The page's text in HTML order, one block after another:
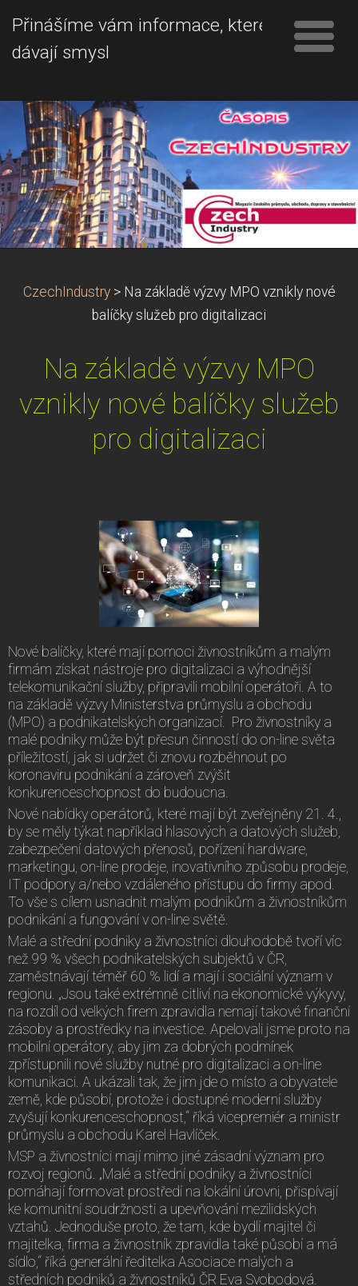
Přinášíme vám informace, které
dávají smysl
CzechIndustry > Na základě výzvy MPO vznikly nové
balíčky služeb pro digitalizaci
Na základě výzvy MPO
vznikly nové balíčky služeb
pro digitalizaci
Nové balíčky, které mají pomoci živnostníkům a malým
firmám získat nástroje pro digitalizaci a výhodnější
telekomunikační služby, připravili mobilní operátoři. A to
na základě výzvy Ministerstva průmyslu a obchodu
(MPO) a podnikatelských organizací. Pro živnostníky a
malé podniky může být přesun činností do on-line světa
příležitostí, jak si udržet či znovu rozběhnout po
koronaviru podnikání a zároveň zvýšit
konkurenceschopnost do budoucna.
Nové nabídky operátorů, které mají být zveřejněny 21. 4.,
by se měly týkat například hlasových a datových služeb,
zabezpečení datových přenosů, pořízení hardware,
marketingu, on-line prodeje, inovativního způsobu prodeje,
IT podpory a/nebo vzdáleného přístupu do firmy apod.
To vše s cílem usnadnit malým podnikům a živnostníkům
podnikání a fungování v on-line světě.
Malé a střední podniky a živnostníci dlouhodobě tvoří víc
než 99 % všech podnikatelských subjektů v ČR,
zaměstnávají téměř 60 % lidí a mají i sociální význam v
regionu. „Jsou také extrémně citliví na ekonomické výkyvy,
na rozdíl od velkých firem zpravidla nemají takové finanční
zásoby a prostředky na investice. Apelovali jsme proto na
mobilní operátory, aby jim za dobrých podmínek
zpřístupnili nové služby nutné pro digitalizaci a on-line
komunikaci. A ukázali tak, že jim jde o místo a obyvatele
země, kde působí, protože i dostupné moderní služby
zvyšují konkurenceschopnost,“ říká vicepremiér a ministr
průmyslu a obchodu Karel Havlíček.
MSP a živnostníci mají mimo jiné zásadní význam pro
rozvoj regionů. „Malé a střední podniky a živnostníci
pomáhají formovat prostředí na lokální úrovni, přispívají
ke komunitní soudržnosti a upevňování mezilidských
vztahů. Jednoduše proto, že tam, kde bydlí majitel či
majitelka, firma a živnostník zpravidla také působí a má
sídlo,“ říká generální ředitelka Asociace malých a
středních podniků a živnostníků ČR Eva Svobodová.